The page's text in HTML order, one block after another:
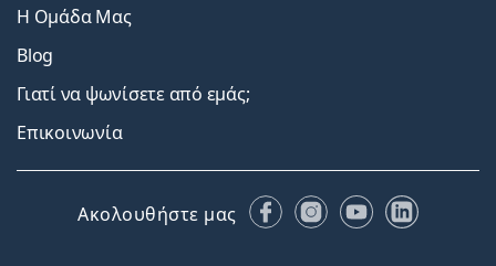
Η Ομάδα Μας
Blog
Γιατί να ψωνίσετε από εμάς;
Επικοινωνία
Ακολουθήστε μας FacebookInstagram
YouTubeLinkedIn